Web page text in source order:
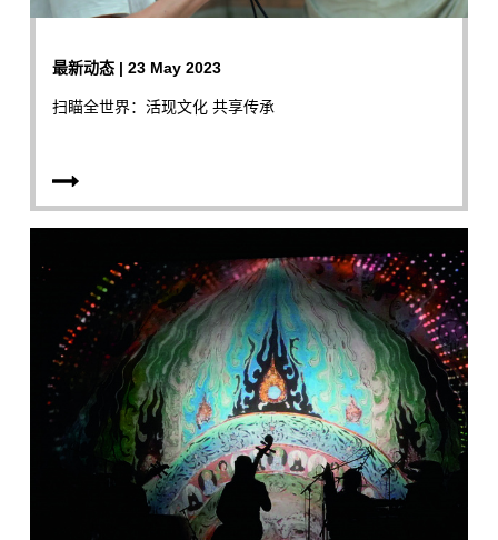
最新动态 | 23 May 2023
扫瞄全世界：活现文化 共享传承